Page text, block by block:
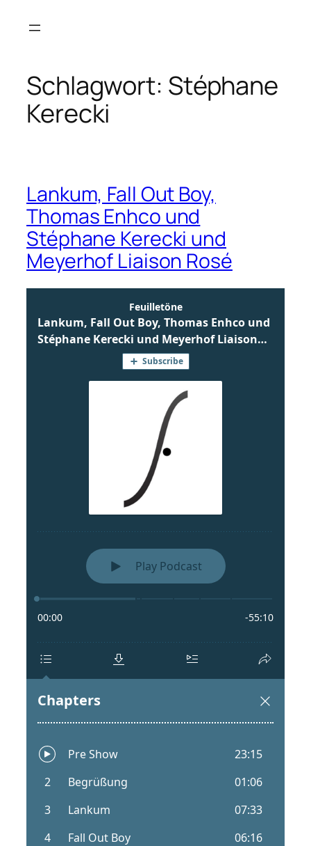
Inhalt
Schlagwort: Stéphane
Kerecki
Lankum, Fall Out Boy,
Thomas Enhco und
Stéphane Kerecki und
Meyerhof Liaison Rosé